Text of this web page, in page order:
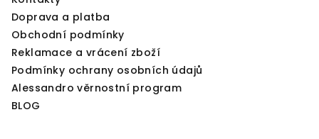
Doprava a platba
Obchodní podmínky
Reklamace a vrácení zboží
Podmínky ochrany osobních údajů
Alessandro věrnostní program
BLOG